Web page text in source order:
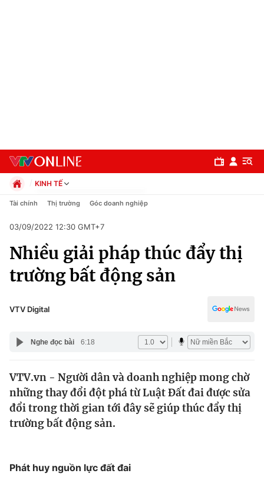
Chuyên mục
Chính trị
Pháp luật
Thế giới
Tin tức
Câu chuyện quốc tế
Tài chính
Dữ liệu và đời sống
KINH TẾ
Chính trị
Pháp luật
Kinh tế
Thể thao
Truyền hình
Y tế
Công nghệ
Tài chính Thị trường Góc doanh nghiệp
03/09/2022 12:30 GMT+7
Nhiều giải pháp thúc đẩy thị
trường bất động sản
VTV Digital
Nghe đọc bài 6:18
VTV.vn - Người dân và doanh nghiệp mong chờ
những thay đổi đột phá từ Luật Đất đai được sửa
đổi trong thời gian tới đây sẽ giúp thúc đẩy thị
trường bất động sản.
Phát huy nguồn lực đất đai